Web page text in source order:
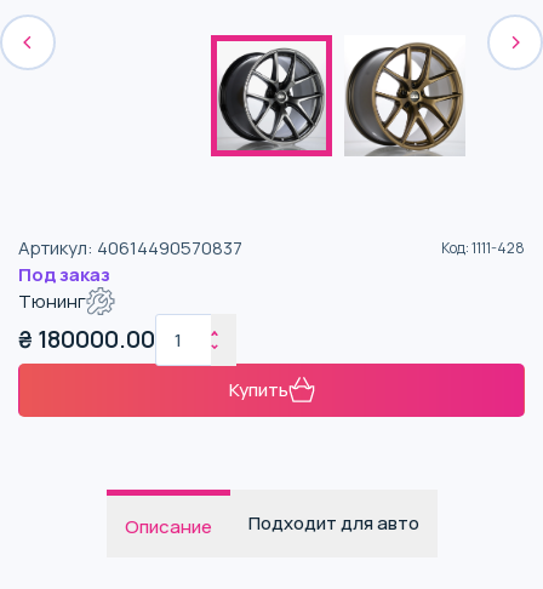
Артикул: 40614490570837 Код:1111-428
Под заказ
Тюнинг
₴ 180000.00
Купить
Описание Подходит для авто